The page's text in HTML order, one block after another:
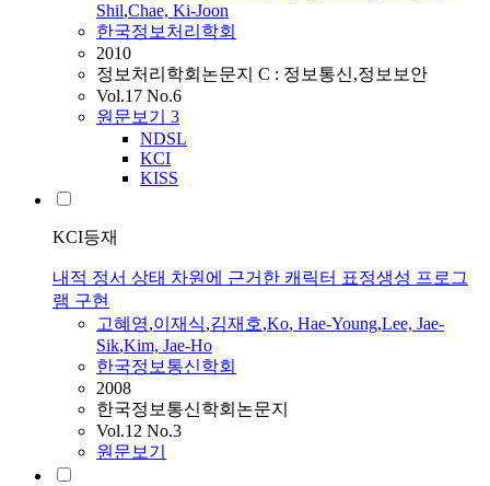
Shil,Chae, Ki-Joon
한국정보처리학회
2010
정보처리학회논문지 C : 정보통신,정보보안
Vol.17 No.6
원문보기 3
NDSL
KCI
KISS
KCI등재
내적 정서 상태 차원에 근거한 캐릭터 표정생성 프로그
램 구현
고혜영,이재식,김재호,Ko, Hae-Young,Lee, Jae-
Sik,Kim, Jae-Ho
한국정보통신학회
2008
한국정보통신학회논문지
Vol.12 No.3
원문보기